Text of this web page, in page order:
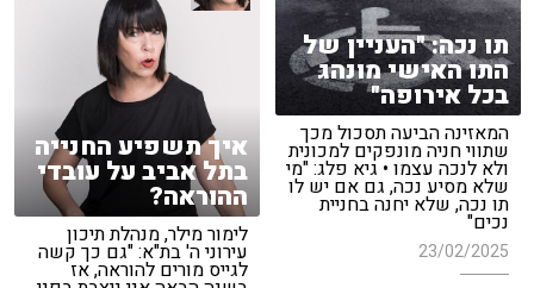
תו נכה: "העניין של
התו האישי מונהג
בכל אירופה"
המאזינה הביעה תסכול מכך
שתווי חניה מונפקים למכונית
ולא לנכה עצמו • גיא פלג: "מי
שלא מסיע נכה, גם אם יש לו
תו נכה, שלא יחנה בחניית
נכים"
23/02/2025
איך תשפיע החנייה
בתל אביב על עובדי
ההוראה?
לימור מילר, מנהלת תיכון
עירוני ה' בת"א: "גם כך קשה
לגייס מורים להוראה, אז